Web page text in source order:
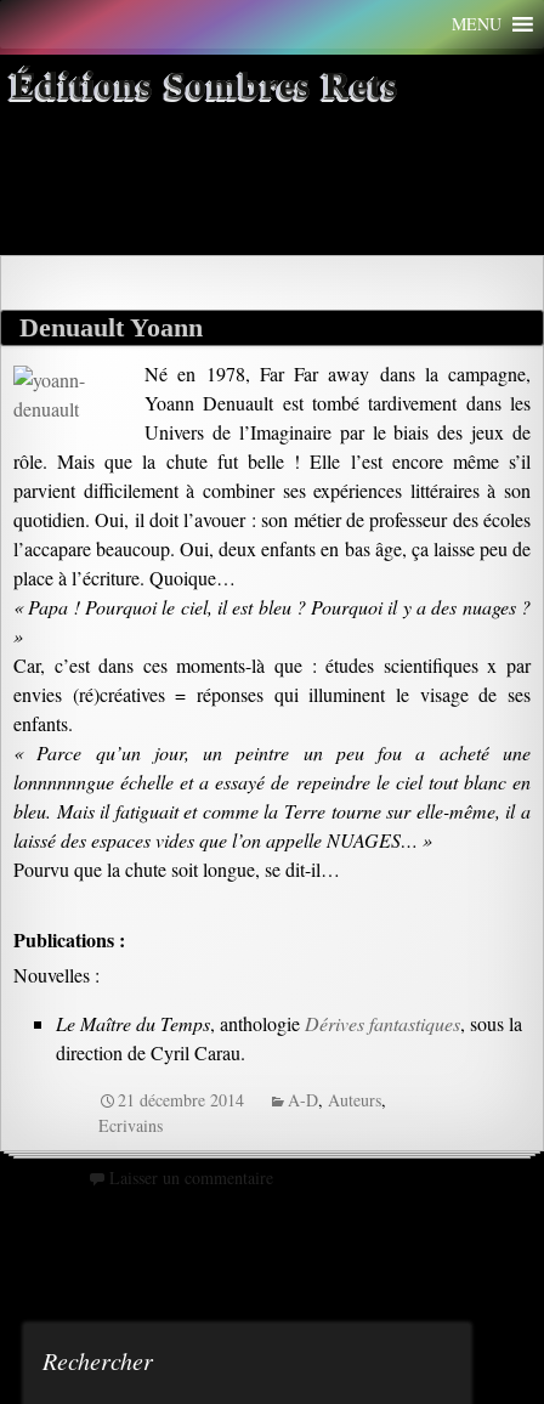
Aller
au
contenu
MENU
Éditions Sombres Rets
Archives par mot-clé :
Denuault Yoann
Né en 1978, Far Far away dans la campagne,
Yoann Denuault est tombé tardivement dans les
Univers de l’Imaginaire par le biais des jeux de
rôle. Mais que la chute fut belle ! Elle l’est encore même s’il
parvient difficilement à combiner ses expériences littéraires à son
quotidien. Oui, il doit l’avouer : son métier de professeur des écoles
l’accapare beaucoup. Oui, deux enfants en bas âge, ça laisse peu de
place à l’écriture. Quoique…
« Papa ! Pourquoi le ciel, il est bleu ? Pourquoi il y a des nuages ?
»
Car, c’est dans ces moments-là que : études scientifiques x par
envies (ré)créatives = réponses qui illuminent le visage de ses
enfants.
« Parce qu’un jour, un peintre un peu fou a acheté une
lonnnnnngue échelle et a essayé de repeindre le ciel tout blanc en
bleu. Mais il fatiguait et comme la Terre tourne sur elle-même, il a
laissé des espaces vides que l’on appelle NUAGES… »
Pourvu que la chute soit longue, se dit-il…
Publications :
Nouvelles :
Le Maître du Temps, anthologie Dérives fantastiques, sous la
direction de Cyril Carau.
21 décembre 2014 A-D,Auteurs,
Ecrivains
Laisser un commentaire
Rechercher